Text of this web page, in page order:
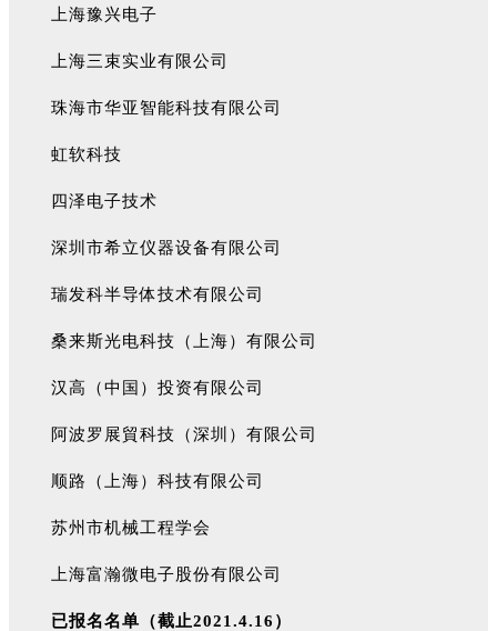
上海豫兴电子
上海三束实业有限公司
珠海市华亚智能科技有限公司
虹软科技
四泽电子技术
深圳市希立仪器设备有限公司
瑞发科半导体技术有限公司
桑来斯光电科技（上海）有限公司
汉高（中国）投资有限公司
阿波罗展貿科技（深圳）有限公司
顺路（上海）科技有限公司
苏州市机械工程学会
上海富瀚微电子股份有限公司
已报名名单（截止2021.4.16 ）